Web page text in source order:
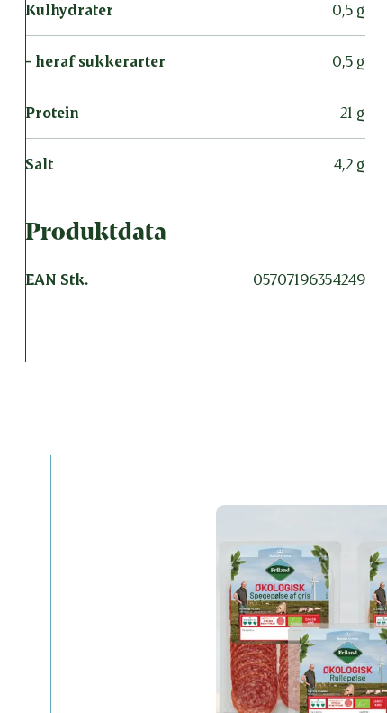
Kulhydrater 0,5 g
- heraf sukkerarter 0,5 g
Protein 21 g
Salt 4,2 g
Produktdata
EAN Stk. 05707196354249